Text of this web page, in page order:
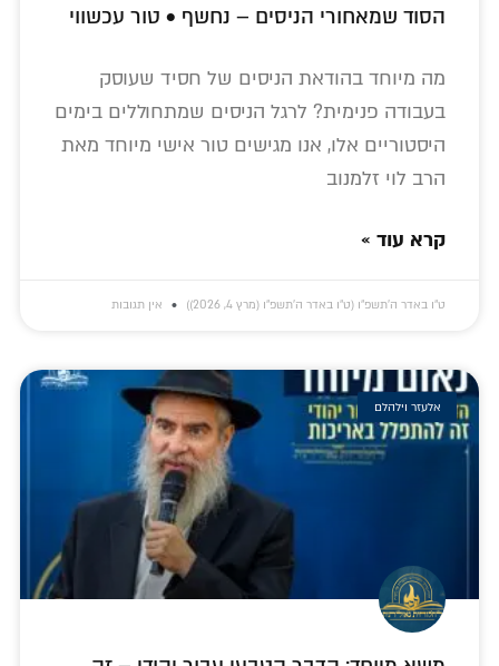
הסוד שמאחורי הניסים – נחשף • טור עכשווי
מה מיוחד בהודאת הניסים של חסיד שעוסק
בעבודה פנימית? לרגל הניסים שמתחוללים בימים
היסטוריים אלו, אנו מגישים טור אישי מיוחד מאת
הרב לוי זלמנוב
קרא עוד »
ט״ו באדר ה׳תשפ״ו (ט״ו באדר ה׳תשפ״ו (מרץ 4, 2026)) אין תגובות
אלעזר וילהלם